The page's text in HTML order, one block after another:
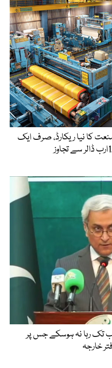
کا نیا ریکارڈ، صرف ایک
تک رہا نہ ہوسکے جس پر
خارجہ